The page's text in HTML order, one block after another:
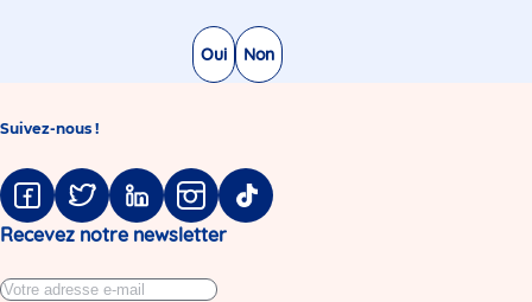
Non
Oui
Suivez-nous !
Facebook
TwitterLinkedinInstagram
Tiktok
Recevez notre newsletter